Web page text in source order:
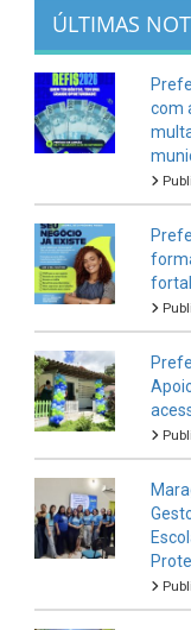
ÚLTIMAS
com